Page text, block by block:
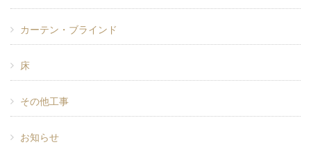
カーテン・ブラインド
床
その他工事
お知らせ